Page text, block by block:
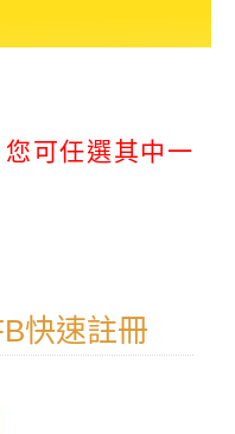
可任選其中一
快速註冊